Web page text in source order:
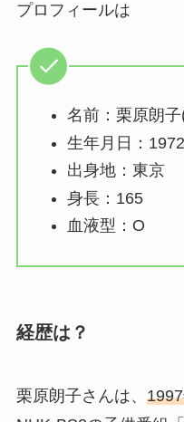
プロフィールは
名前：栗原朗
生年月日：
出身地：東京
身長：165
血液型：O
経歴は？
栗原朗子さんは、